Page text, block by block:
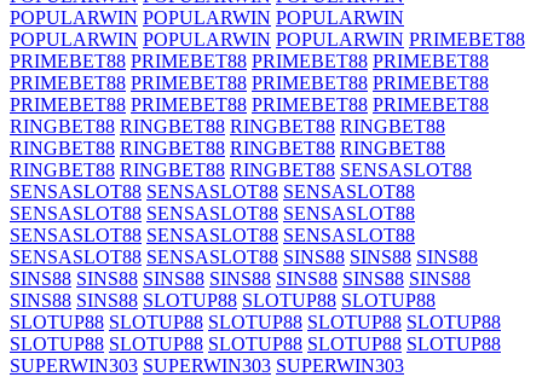
POPULARWIN POPULARWIN POPULARWIN
POPULARWIN POPULARWIN POPULARWIN PRIMEBET88
PRIMEBET88 PRIMEBET88 PRIMEBET88 PRIMEBET88
PRIMEBET88 PRIMEBET88 PRIMEBET88 PRIMEBET88
PRIMEBET88 PRIMEBET88 PRIMEBET88 PRIMEBET88
RINGBET88 RINGBET88 RINGBET88 RINGBET88
RINGBET88 RINGBET88 RINGBET88 RINGBET88
RINGBET88 RINGBET88 RINGBET88 SENSASLOT88
SENSASLOT88 SENSASLOT88 SENSASLOT88
SENSASLOT88 SENSASLOT88 SENSASLOT88
SENSASLOT88 SENSASLOT88 SENSASLOT88
SENSASLOT88 SENSASLOT88 SINS88 SINS88 SINS88
SINS88 SINS88 SINS88 SINS88 SINS88 SINS88 SINS88
SINS88 SINS88 SLOTUP88 SLOTUP88 SLOTUP88
SLOTUP88 SLOTUP88 SLOTUP88 SLOTUP88 SLOTUP88
SLOTUP88 SLOTUP88 SLOTUP88 SLOTUP88 SLOTUP88
SUPERWIN303 SUPERWIN303 SUPERWIN303